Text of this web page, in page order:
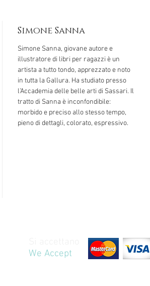
Simone Sanna
Simone Sanna, giovane autore e
illustratore di libri per ragazzi è un
artista a tutto tondo, apprezzato e noto
in tutta la Gallura. Ha studiato presso
l’Accademia delle belle arti di Sassari. Il
tratto di Sanna è inconfondibile:
morbido e preciso allo stesso tempo,
pieno di dettagli, colorato, espressivo.
We Accept